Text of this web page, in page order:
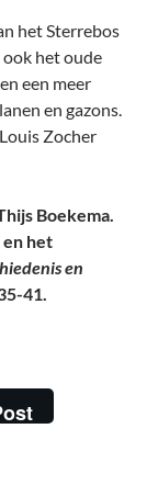
het Sterrebos
het oude
een meer
en gazons.
Zocher
Boekema.
en het
en
41.